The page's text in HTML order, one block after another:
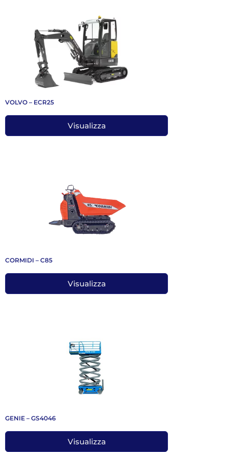
VOLVO – ECR25
Visualizza
CORMIDI – C85
Visualizza
GENIE – GS4046
Visualizza